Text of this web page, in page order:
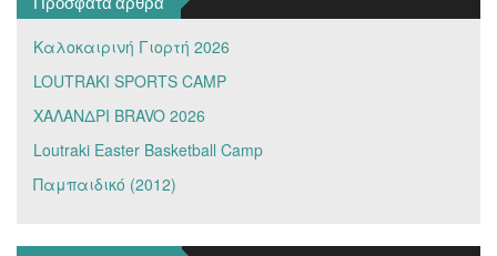
Καλοκαιρινή Γιορτή 2026
LOUTRAKI SPORTS CAMP
ΧΑΛΑΝΔΡΙ BRAVO 2026
Loutraki Easter Basketball Camp
Παμπαιδικό (2012)